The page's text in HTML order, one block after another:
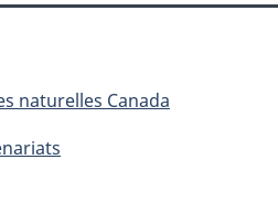
naturelles Canada